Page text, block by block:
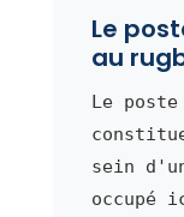
Le
au
Le
sein
occupé